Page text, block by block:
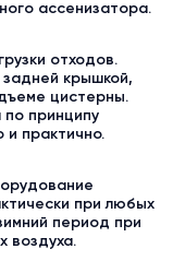
ассенизатора.
отходов.
крышкой,
цистерны.
по принципу
и практично.
при любых
период при
воздуха.